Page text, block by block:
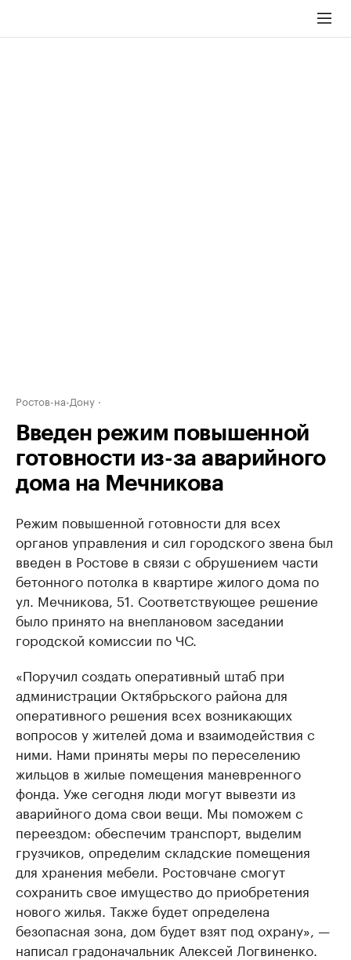
Ростов-на-Дону
Введен режим повышенной
готовности из-за аварийного
дома на Мечникова
Режим повышенной готовности для всех
органов управления и сил городского звена был
введен в Ростове в связи с обрушением части
бетонного потолка в квартире жилого дома по
ул. Мечникова, 51. Соответствующее решение
было принято на внеплановом заседании
городской комиссии по ЧС.
«Поручил создать оперативный штаб при
администрации Октябрьского района для
оперативного решения всех возникающих
вопросов у жителей дома и взаимодействия с
ними. Нами приняты меры по переселению
жильцов в жилые помещения маневренного
фонда. Уже сегодня люди могут вывезти из
аварийного дома свои вещи. Мы поможем с
переездом: обеспечим транспорт, выделим
грузчиков, определим складские помещения
для хранения мебели. Ростовчане смогут
сохранить свое имущество до приобретения
нового жилья. Также будет определена
безопасная зона, дом будет взят под охрану», —
написал градоначальник Алексей Логвиненко.